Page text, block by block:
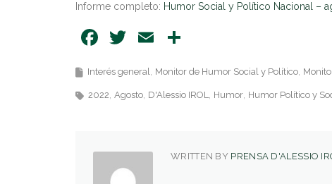
Informe completo: Humor Social y Político Nacional –
Facebook
Twitter
Email
Interés general Monitor de Humor Social y Político
2022 Agosto D'Alessio IROL Humor Humor Político y
WRITTEN BY PRENSA D'ALESSIO